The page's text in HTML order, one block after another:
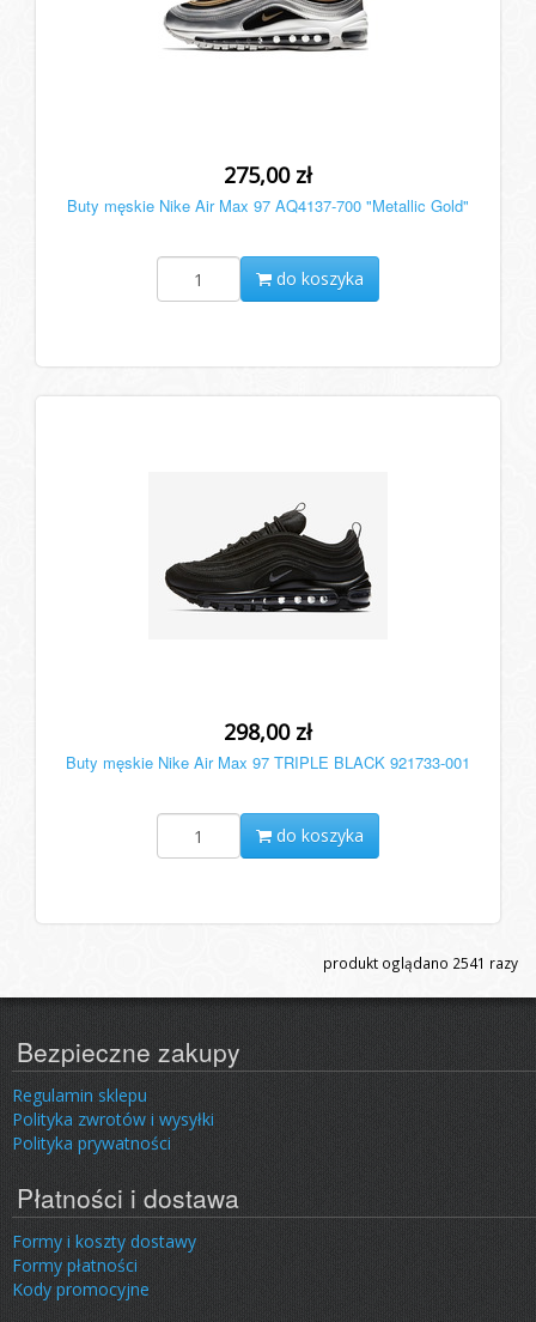
275,00 zł
Buty męskie Nike Air Max 97 AQ4137-700 "Metallic Gold"
do koszyka
298,00 zł
Buty męskie Nike Air Max 97 TRIPLE BLACK 921733-001
do koszyka
produkt oglądano 2541 razy
Bezpieczne zakupy
Regulamin sklepu
Polityka zwrotów i wysyłki
Polityka prywatności
Płatności i dostawa
Formy i koszty dostawy
Formy płatności
Kody promocyjne